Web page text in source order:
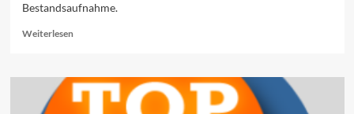
Bestandsaufnahme.
WeiterlesenRead
Sanremo
2026
in